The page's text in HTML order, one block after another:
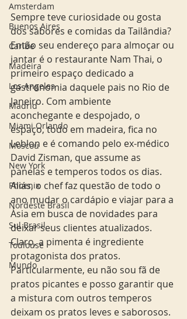
Amsterdam
Buenos Aires
Caribe
Madeira
Los Angeles
Madrid
Miami Orlando
Moscou
New York
Phoenix
Nordeste Brasil
Sul Brasil
Toulouse
Mundo
Sempre teve curiosidade ou gosta
dos sabores e comidas da Tailândia?
Então seu endereço para almoçar ou
jantar é o restaurante Nam Thai, o
primeiro espaço dedicado a
gastronomia daquele pais no Rio de
Janeiro. Com ambiente
aconchegante e despojado, o
espaço, todo em madeira, fica no
Leblon e é comando pelo ex-médico
David Zisman, que assume as
panelas e temperos todos os dias.
Aliás, o chef faz questão de todo o
ano mudar o cardápio e viajar para a
Ásia em busca de novidades para
deixar seus clientes atualizados.
Claro, a pimenta é ingrediente
protagonista dos pratos.
Particularmente, eu não sou fã de
pratos picantes e posso garantir que
a mistura com outros temperos
deixam os pratos leves e saborosos.